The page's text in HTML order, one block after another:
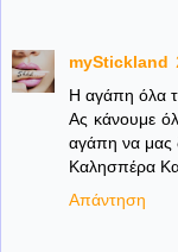
myStickland
Η αγάπη όλα
Ας κάνουμε
αγάπη να μας
Καλησπέρα
Απάντηση